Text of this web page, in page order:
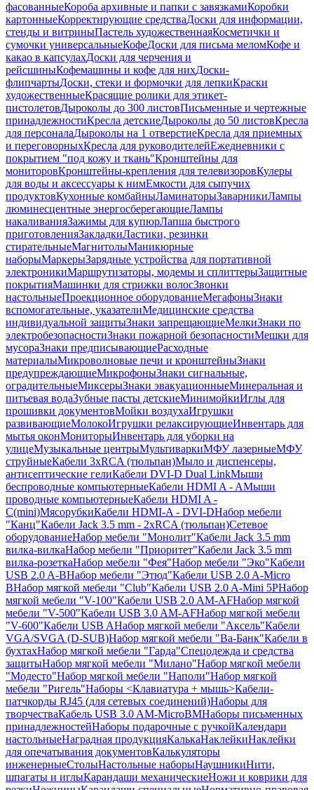
фасованныеКороба архивные и папки с завязкамиКоробки
картонныеКорректирующие средстваДоски для информации,
стенды и витриныПастель художественнаяКосметички и
сумочки универсальныеКофеДоски для письма меломКофе и
какао в капсулахДоски для черчения и
рейсшиныКофемашины и кофе для нихДоски-
флипчартыДоски, стеки и формочки для лепкиКраски
художественныеКрасящие ролики для этикет-
пистолетовДыроколы до 300 листовПисьменные и чертежные
принадлежностиКресла детскиеДыроколы до 50 листовКресла
для персоналаДыроколы на 1 отверстиеКресла для приемных
и переговорныхКресла для руководителейЕжедневники с
покрытием "под кожу и ткань"Кронштейны для
мониторовКронштейны-крепления для телевизоровКулеры
для воды и аксессуары к нимЕмкости для сыпучих
продуктовКухонные комбайныЛаминаторыЗаварникиЛампы
люминесцентные энергосберегающиеЛампы
накаливанияЗажимы для купюрЛапша быстрого
приготовленияЗакладкиЛастики, резинки
стирательныеМагнитолыМаникюрные
наборыМаркерыЗарядные устройства для портативной
электроникиМаршрутизаторы, модемы и сплиттерыЗащитные
покрытияМашинки для стрижки волосЗвонки
настольныеПроекционное оборудованиеМегафоныЗнаки
вспомогательные, указателиМедицинские средства
индивидуальной защитыЗнаки запрещающиеМелкиЗнаки по
электробезопасностиЗнаки пожарной безопасностиМешки для
мусораЗнаки предписывающиеРасходные
материалыМикроволновые печи и кронштейныЗнаки
предупреждающиеМикрофоныЗнаки сигнальные,
оградительныеМиксерыЗнаки эвакуационныеМинеральная и
питьевая водаЗубные пасты детскиеМинимойкиИглы для
прошивки документовМойки воздухаИгрушки
развивающиеМолокоИгрушки релаксирующиеИнвентарь для
мытья оконМониторыИнвентарь для уборки на
улицеМузыкальные центрыМультиваркиМФУ лазерныеМФУ
струйныеКабели 3xRCA (тюльпан)Мыло и диспенсеры,
антисептические гелиКабели DVI-D Dual LinkМыши
беспроводные компьютерныеКабели HDMI A - AМыши
проводные компьютерныеКабели HDMI A -
C(mini)МясорубкиКабели HDMI-A - DVI-DНабор мебели
"Канц"Кабели Jack 3.5 mm - 2xRCA (тюльпан)Сетевое
оборудованиеНабор мебели "Монолит"Кабели Jack 3.5 mm
вилка-вилкаНабор мебели "Приоритет"Кабели Jack 3.5 mm
вилка-розеткаНабор мебели "Фея"Набор мебели "Эко"Кабели
USB 2.0 A-BНабор мебели "Этюд"Кабели USB 2.0 A-Micro
BНабор мягкой мебели "Club"Кабели USB 2.0 A-Mini 5PНабор
мягкой мебели "V-100"Кабели USB 2.0 AM-AFНабор мягкой
мебели "V-500"Кабели USB 3.0 AM-AFНабор мягкой мебели
"V-600"Кабели USB AНабор мягкой мебели "Аксель"Кабели
VGA/SVGA (D-SUB)Набор мягкой мебели "Ва-Банк"Кабели в
бухтахНабор мягкой мебели "Гарда"Спецодежда и средства
защитыНабор мягкой мебели "Милано"Набор мягкой мебели
"Модесто"Набор мягкой мебели "Наполи"Набор мягкой
мебели "Ригель"Наборы <Клавиатура + мышь>Кабели-
патчкорды RJ45 (для сетевых соединений)Наборы для
творчестваКабель USB 3.0 AM-MicroBMНаборы письменных
принадлежностейНаборы подарочные с ручкойКалендари
настольныеНаградная продукцияКалькаНаклейкиНаклейки
для опечатывания документовКалькуляторы
инженерныеСтолыНастольные наборыНаушникиНити,
шпагаты и иглыКарандаши механическиеНожи и коврики для